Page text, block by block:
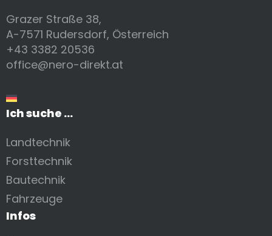
Grazer Straße 38,
A-7571 Rudersdorf, Österreich
+43 3382 20536
office@nero-direkt.at
Ich suche ...
Landtechnik
Forsttechnik
Bautechnik
Fahrzeuge
Infos